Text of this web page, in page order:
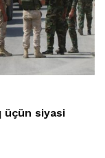
üçün siyasi